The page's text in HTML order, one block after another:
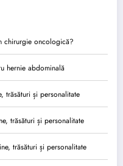
chirurgie oncologică?
hernie abdominală
trăsături și personalitate
trăsături și personalitate
trăsături și personalitate